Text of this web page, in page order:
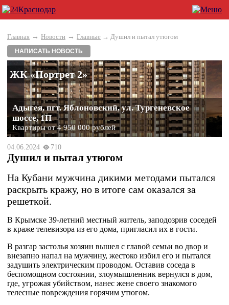
Главная → Новости → Главные → Душил и пытал утюгом
НАПИСАТЬ НОВОСТЬ
ЖК «Портрет 2»
Адыгея, пгт. Яблоновский, ул. Тургеневское
шоссе, 1П
Квартиры от 4 950 000 рублей
04.06.2024 710
Душил и пытал утюгом
На Кубани мужчина дикими методами пытался
раскрыть кражу, но в итоге сам оказался за
решеткой.
В Крымске 39-летний местный житель, заподозрив соседей
в краже телевизора из его дома, пригласил их в гости.
В разгар застолья хозяин вышел с главой семьи во двор и
внезапно напал на мужчину, жестоко избил его и пытался
задушить электрическим проводом. Оставив соседа в
беспомощном состоянии, злоумышленник вернулся в дом,
где, угрожая убийством, нанес жене своего знакомого
телесные повреждения горячим утюгом.